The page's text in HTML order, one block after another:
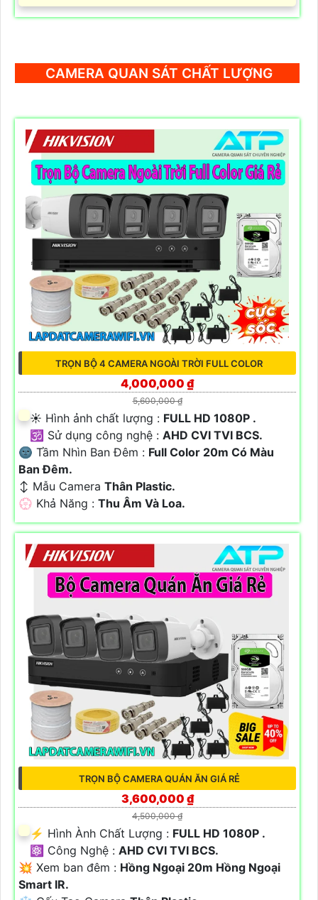
CAMERA QUAN SÁT CHẤT LƯỢNG
TRỌN BỘ 4 CAMERA NGOÀI TRỜI FULL COLOR
4,000,000 ₫
5,600,000 ₫
☀️ Hình ảnh chất lượng : FULL HD 1080P .
🕉️ Sử dụng công nghệ : AHD CVI TVI BCS.
🌚 Tầm Nhìn Ban Đêm : Full Color 20m Có Màu
Ban Ðêm.
↕️ Mẫu Camera Thân Plastic.
️💮 Khả Năng : Thu Âm Và Loa.
TRỌN BỘ CAMERA QUÁN ĂN GIÁ RẺ
3,600,000 ₫
4,500,000 ₫
️⚡ Hình Ành Chất Lượng : FULL HD 1080P .
⚛️ Công Nghệ : AHD CVI TVI BCS.
💥 Xem ban đêm : Hồng Ngoại 20m Hồng Ngoại
Smart IR.